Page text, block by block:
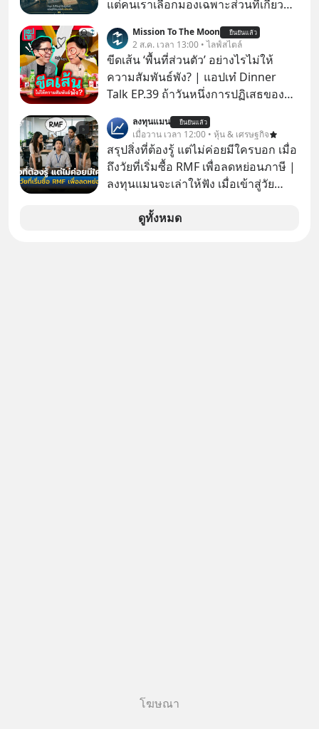
แต่คนเราเลือกมองเฉพาะส่วนที่เกี่ยวกับ
Mission To The Moon ยืนยันแล้ว
2 ส.ค. เวลา 13:00 • ไลฟ์สไตล์
ขีดเส้น ‘พื้นที่ส่วนตัว’ อย่างไรไม่ให้
ความสัมพันธ์พัง? | แอปเท๋ Dinner
Talk EP.39 ถ้าวันหนึ่งการปฏิเสธของ
ตั้งกำแพงใส่และมองว่าเราเห็นแก่ตัวทั้ง
ที่เราเองก็ไม่เคยปฏิเสธใครอย่างนี้มา
ก่อน แต่พอตั้งใจจะ ‘สร้างขอบเขต’ เพื่อ
ตัวเองดูสักครั้ง กลับทำให้เกิดรอยร้าว
ในความสัมพันธ์เสียอย่างนั้น โดยราย
การแอปเท๋ Dinner Talk ในวันนี้โฮสต์
ทั้ง 2 ท่าน แทป-รวิศ หาญอุตสาหะ และ
ลงทุนแมน ยืนยันแล้ว
เมื่อวาน เวลา 12:00 • หุ้น & เศรษฐกิจ
สรุปสิ่งที่ต้องรู้ แต่ไม่ค่อยมีใครบอก เมื่อ
ถึงวัยที่เริ่มซื้อ RMF เพื่อลดหย่อนภาษี |
ลงทุนแมนจะเล่าให้ฟัง เมื่อเข้าสู่วัย
ดูทั้งหมด
โฆษณา